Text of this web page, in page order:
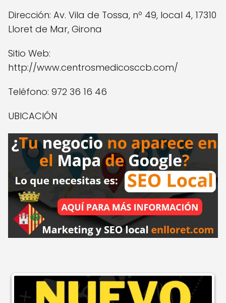
Dirección: Av. Vila de Tossa, nº 49, local 4, 17310
Lloret de Mar, Girona
Sitio Web:
http://www.centrosmedicosccb.com/
Teléfono: 972 36 16 46
UBICACIÓN